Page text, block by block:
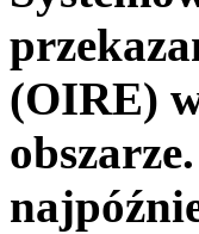
(OIRE)